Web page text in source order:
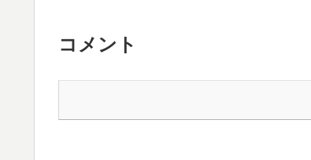
コメント